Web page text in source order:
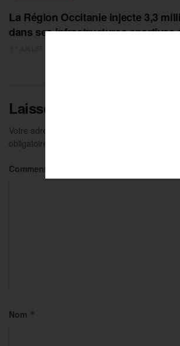
La Région Occitanie injecte 3,3
dans ses infrastructures sportives
Laisser un commentaire
Votre adresse e-mail ne sera pas publiée.
obligatoires sont indiqués avec
Commentaire
Nom *